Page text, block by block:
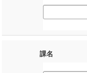
課名